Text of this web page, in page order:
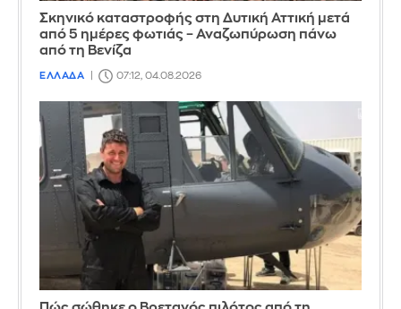
Σκηνικό καταστροφής στη Δυτική Αττική μετά
από 5 ημέρες φωτιάς – Αναζωπύρωση πάνω
από τη Βενίζα
ΕΛΛΑΔΑ 07:12, 04.08.2026